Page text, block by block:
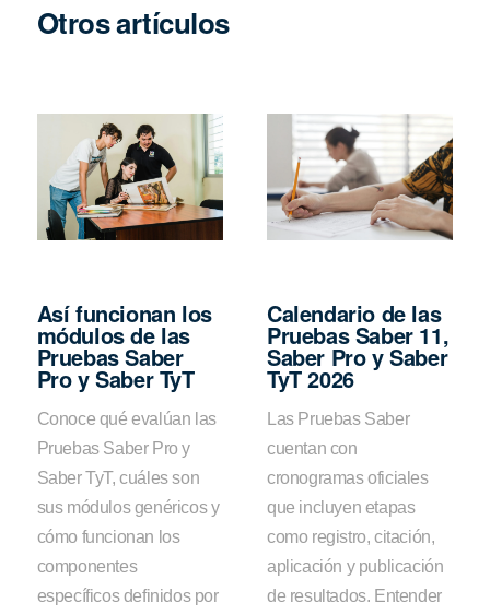
Otros artículos
Así funcionan los
módulos de las
Pruebas Saber
Pro y Saber TyT
Conoce qué evalúan las
Pruebas Saber Pro y
Saber TyT, cuáles son
sus módulos genéricos y
cómo funcionan los
componentes
específicos definidos por
Calendario de las
Pruebas Saber 11,
Saber Pro y Saber
TyT 2026
Las Pruebas Saber
cuentan con
cronogramas oficiales
que incluyen etapas
como registro, citación,
aplicación y publicación
de resultados. Entender